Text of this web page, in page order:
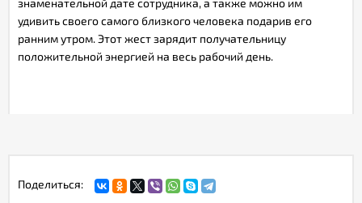
удивить своего самого близкого человека подарив его
ранним утром. Этот жест зарядит получательницу
положительной энергией на весь рабочий день.
Поделиться: